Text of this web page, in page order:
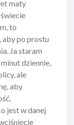
maty
to
po prostu
Ja staram
dziennie,
ale
aby
jest w danej